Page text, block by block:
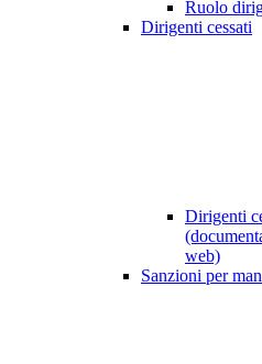
Ruolo
Dirigenti cessati
Dirigenti
web)
Sanzioni per